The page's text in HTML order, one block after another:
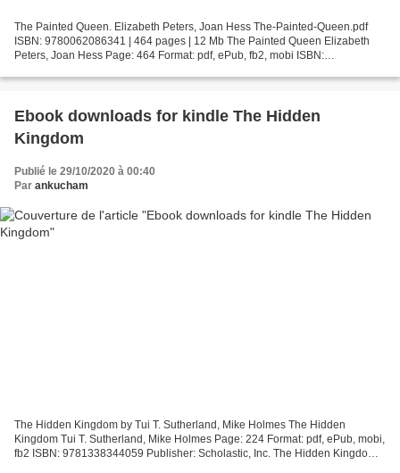
The Painted Queen. Elizabeth Peters, Joan Hess The-Painted-Queen.pdf
ISBN: 9780062086341 | 464 pages | 12 Mb The Painted Queen Elizabeth
Peters, Joan Hess Page: 464 Format: pdf, ePub, fb2, mobi ISBN:
Ebook downloads for kindle The Hidden
Kingdom
Publié le 29/10/2020 à 00:40
Par ankucham
The Hidden Kingdom by Tui T. Sutherland, Mike Holmes The Hidden
Kingdom Tui T. Sutherland, Mike Holmes Page: 224 Format: pdf, ePub, mobi,
fb2 ISBN: 9781338344059 Publisher: Scholastic, Inc. The Hidden Kingdom